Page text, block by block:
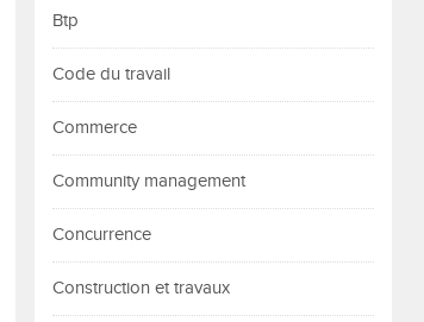
Btp
Code du travail
Commerce
Community management
Concurrence
Construction et travaux